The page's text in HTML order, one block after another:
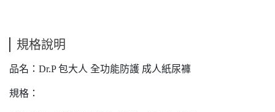
規格說明
品名：Dr.P 包大人 全功能防護 成人紙尿褲
規格：